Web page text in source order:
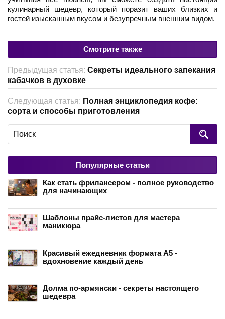
кулинарный шедевр, который поразит ваших близких и
гостей изысканным вкусом и безупречным внешним видом.
Смотрите также
Предыдущая статья: Секреты идеального запекания
кабачков в духовке
Следующая статья: Полная энциклопедия кофе:
сорта и способы приготовления
Популярные статьи
Как стать фрилансером - полное руководство
для начинающих
Шаблоны прайс-листов для мастера
маникюра
Красивый ежедневник формата А5 -
вдохновение каждый день
Долма по-армянски - секреты настоящего
шедевра